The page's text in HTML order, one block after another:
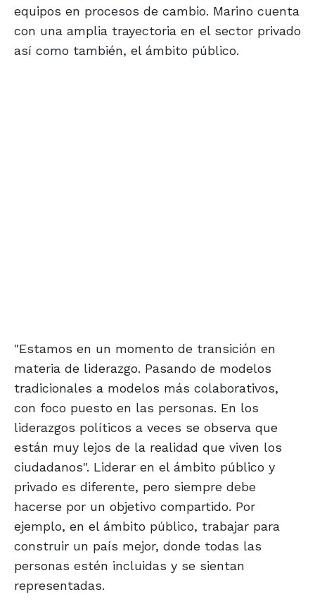
equipos en procesos de cambio. Marino cuenta
con una amplia trayectoria en el sector privado
así como también, el ámbito público.
"Estamos en un momento de transición en
materia de liderazgo. Pasando de modelos
tradicionales a modelos más colaborativos,
con foco puesto en las personas. En los
liderazgos políticos a veces se observa que
están muy lejos de la realidad que viven los
ciudadanos". Liderar en el ámbito público y
privado es diferente, pero siempre debe
hacerse por un objetivo compartido. Por
ejemplo, en el ámbito público, trabajar para
construir un país mejor, donde todas las
personas estén incluidas y se sientan
representadas.